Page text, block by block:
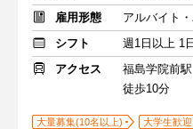
雇用形態
アルバイト
シフト
週1日以上 1
アクセス
福島学院前駅
徒歩10分
大量募集(10名以上) 大学生歓迎